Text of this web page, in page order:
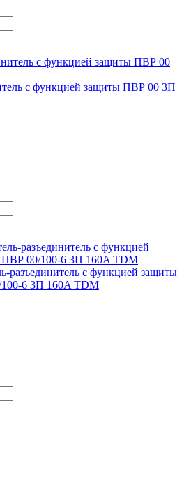
с функцией защиты ПВР 00 3П
разъединитель с функцией защиты
6 3П 160A TDM